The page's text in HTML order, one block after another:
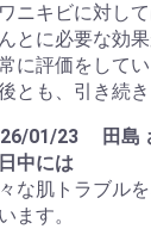
ニキビに対し
とに必要な効
に評価をしてい
とも、引き続
01/23
田島
中には
な肌トラブル
ます。